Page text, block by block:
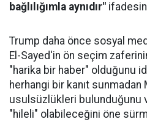
bağlılığımla aynıdır"
Trump daha önce sosyal
El-Sayed'in ön seçim
"harika bir haber" olduğunu
herhangi bir kanıt
usulsüzlükleri bulunduğunu
"hileli" olabileceğini öne